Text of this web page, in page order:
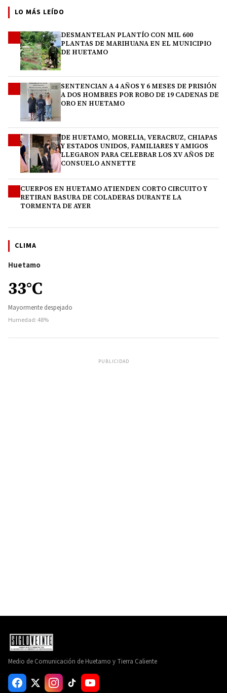
LO MÁS LEÍDO
DESMANTELAN PLANTÍO CON MIL 600
PLANTAS DE MARIHUANA EN EL MUNICIPIO
DE HUETAMO
SENTENCIAN A 4 AÑOS Y 6 MESES DE PRISIÓN
A DOS HOMBRES POR ROBO DE 19 CADENAS DE
ORO EN HUETAMO
DE HUETAMO, MORELIA, VERACRUZ, CHIAPAS
Y ESTADOS UNIDOS, FAMILIARES Y AMIGOS
LLEGARON PARA CELEBRAR LOS XV AÑOS DE
CONSUELO ANNETTE
CUERPOS EN HUETAMO ATIENDEN CORTO CIRCUITO Y
RETIRAN BASURA DE COLADERAS DURANTE LA
TORMENTA DE AYER
CLIMA
Huetamo
33°C
Mayormente despejado
Humedad: 48%
PUBLICIDAD
Medio de Comunicación de Huetamo y Tierra Caliente